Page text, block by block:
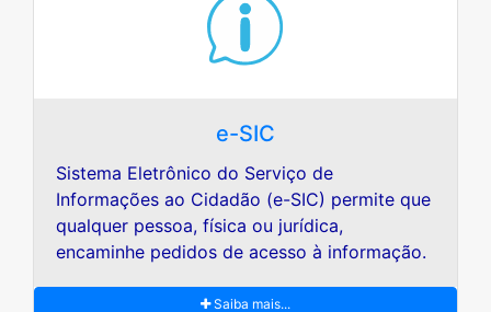
e-SIC
Sistema Eletrônico do Serviço de
Informações ao Cidadão (e-SIC) permite que
qualquer pessoa, física ou jurídica,
encaminhe pedidos de acesso à informação.
Saiba mais...